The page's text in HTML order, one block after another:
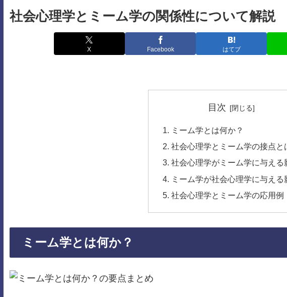
社会心理学とミーム学の関係性について解説
X Facebook はてブ
目次
ミーム学とは何か？
社会心理学とミーム学の接点と
社会心理学がミーム学に与える
ミーム学が社会心理学に与える
社会心理学とミーム学の応用例
ミーム学とは何か？